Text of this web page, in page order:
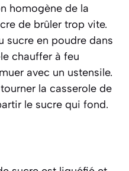
homogène de la
de brûler trop vite.
sucre en poudre dans
chauffer à feu
avec un ustensile.
la casserole de
le sucre qui fond.